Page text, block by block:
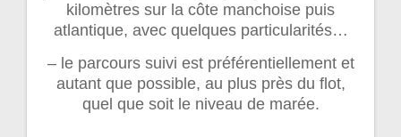
kilomètres sur la côte manchoise puis
atlantique, avec quelques particularités…
– le parcours suivi est préférentiellement et
autant que possible, au plus près du flot,
quel que soit le niveau de marée.